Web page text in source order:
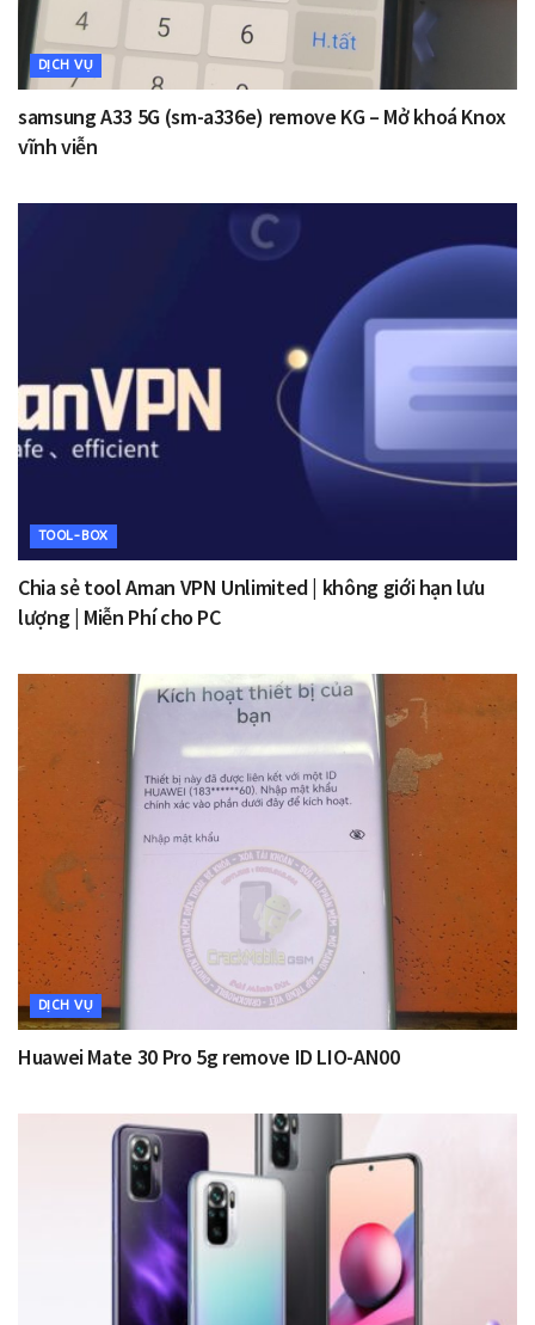
DỊCH VỤ
samsung A33 5G (sm-a336e) remove KG – Mở khoá Knox
vĩnh viễn
TOOL-BOX
Chia sẻ tool Aman VPN Unlimited | không giới hạn lưu
lượng | Miễn Phí cho PC
DỊCH VỤ
Huawei Mate 30 Pro 5g remove ID LIO-AN00